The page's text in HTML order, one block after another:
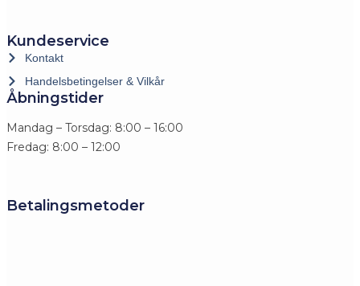
Kundeservice
Kontakt
Handelsbetingelser & Vilkår
Åbningstider
Mandag – Torsdag: 8:00 – 16:00
Fredag: 8:00 – 12:00
Betalingsmetoder